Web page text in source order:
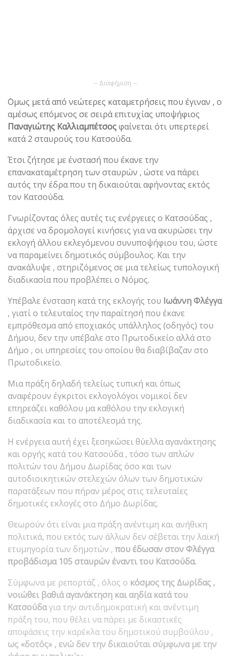
-- Διαφήμιση --
΄Ομως μετά από νεώτερες καταμετρήσεις που έγιναν , ο
αμέσως επόμενος σε σειρά επιτυχίας υποψήφιος
Παναγιώτης Καλλιαμπέτσοςφαίνεται ότι υπερτερεί
κατά 2 σταυρούς του Κατσούδα.
Έτσι ζήτησε με ένστασή που έκανε την
επανακαταμέτρηση των σταυρών , ώστε να πάρει
αυτός την έδρα που τη δικαιούται αφήνοντας εκτός
τον Κατσούδα.
Γνωρίζοντας όλες αυτές τις ενέργειες ο Κατσούδας ,
άρχισε να δρομολογεί κινήσεις για να ακυρώσει την
εκλογή άλλου εκλεγόμενου συνυποψήφιου του, ώστε
να παραμείνει δημοτικός σύμβουλος. Και την
ανακάλυψε , στηριζόμενος σε μια τελείως τυπολογική
διαδικασία που προβλέπει ο Νόμος.
Υπέβαλε ένσταση κατά της εκλογής του Ιωάννη Φλέγγα
, γιατί ο τελευταίος την παραίτησή που έκανε
εμπρόθεσμα από εποχιακός υπάλληλος (οδηγός) του
Δήμου, δεν την υπέβαλε στο Πρωτοδικείο αλλά στο
Δήμο , οι υπηρεσίες του οποίου θα διαβίβαζαν στο
Πρωτοδικείο.
Μια πράξη δηλαδή τελείως τυπική και όπως
αναφέρουν έγκριτοι εκλογολόγοι νομικοί δεν
επηρεάζει καθόλου μα καθόλου την εκλογική
διαδικασία και το αποτέλεσμά της.
Η ενέργεια αυτή έχει ξεσηκώσει θύελλα αγανάκτησης
και οργής κατά του Κατσούδα , τόσο των απλών
πολιτών του Δήμου Δωρίδας όσο και των
αυτοδιοικητικών στελεχών όλων των δημοτικών
παρατάξεων που πήραν μέρος στις τελευταίες
δημοτικές εκλογές στο Δήμο Δωρίδας.
Θεωρούν ότι είναι μια πράξη ανέντιμη και ανήθικη
πολιτικά, που εκτός των άλλων δεν σέβεται την λαϊκή
ετυμηγορία των δημοτών , που έδωσαν στον Φλέγγα
προβάδισμα 105 σταυρών έναντι του Κατσούδα.
Σύμφωνα με ρεπορτάζ , όλος ο κόσμος της Δωρίδας ,
νοιώθει βαθιά αγανάκτηση και αηδία κατά του
Κατσούδαγια την αντιδημοκρατική και ανέντιμη
πράξη του, που θέλει να πάρει με δικαστικές
αποφάσεις την καρέκλα του δημοτικού συμβούλου ,
ως «δοτός» , ενώ δεν την δικαιούται σύμφωνα με την